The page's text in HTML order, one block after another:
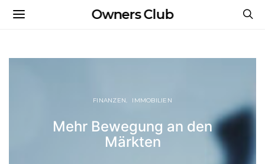
Owners Club
FINANZEN IMMOBILIEN
Mehr Bewegung an den
Märkten